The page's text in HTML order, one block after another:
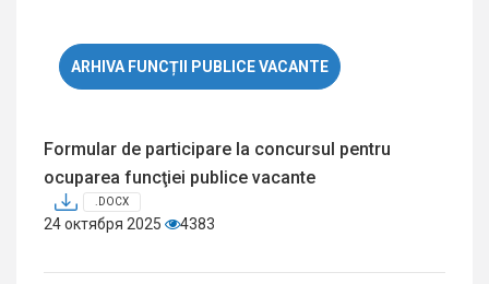
ARHIVA FUNCȚII PUBLICE VACANTE
Formular de participare la concursul pentru
ocuparea funcţiei publice vacante
.DOCX
24 октября 2025 4383